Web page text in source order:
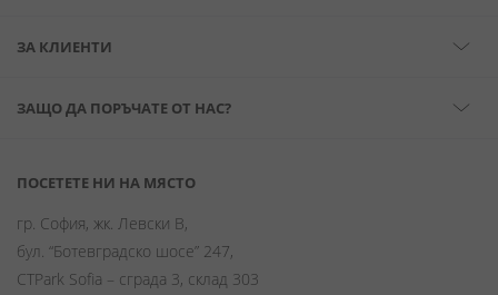
ЗА КЛИЕНТИ
ЗАЩО ДА ПОРЪЧАТЕ ОТ НАС?
ПОСЕТЕТЕ НИ НА МЯСТО
гр. София, жк. Левски В,
бул. “Ботевградско шосе” 247,
CTPark Sofia – сграда 3, склад 303